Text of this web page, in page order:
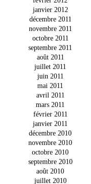
janvier 2012
décembre 2011
novembre 2011
octobre 2011
septembre 2011
août 2011
juillet 2011
juin 2011
mai 2011
avril 2011
mars 2011
février 2011
janvier 2011
décembre 2010
novembre 2010
octobre 2010
septembre 2010
août 2010
juillet 2010